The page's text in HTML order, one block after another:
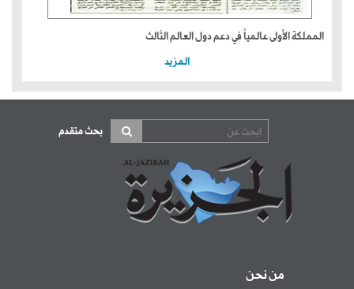
المملكة الأولى عالمياً في دعم دول العالم الثالث
المزيد
بحث متقدم
من نحن